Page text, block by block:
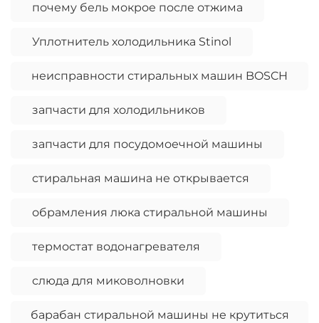
почему бель мокрое после отжима
Уплотнитель холодильника Stinol
неисправности стиральных машин BOSCH
запчасти для холодильников
запчасти для посудомоечной машины
стиральная машина не открывается
обрамления люка стиральной машины
термостат водонагревателя
слюда для миковолновки
барабан стиральной машины не крутиться